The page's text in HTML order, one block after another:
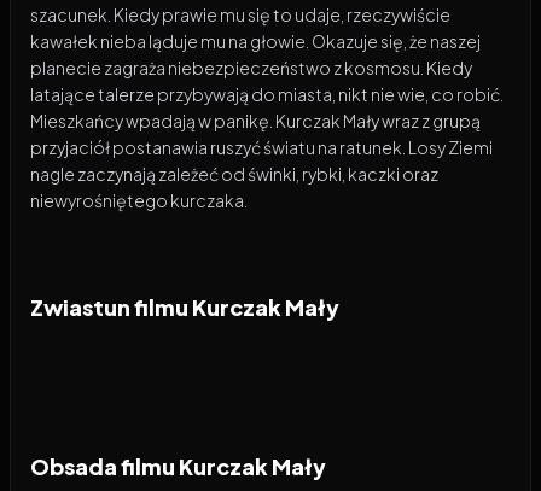
szacunek. Kiedy prawie mu się to udaje, rzeczywiście
kawałek nieba ląduje mu na głowie. Okazuje się, że naszej
planecie zagraża niebezpieczeństwo z kosmosu. Kiedy
latające talerze przybywają do miasta, nikt nie wie, co robić.
Mieszkańcy wpadają w panikę. Kurczak Mały wraz z grupą
przyjaciół postanawia ruszyć światu na ratunek. Losy Ziemi
nagle zaczynają zależeć od świnki, rybki, kaczki oraz
niewyrośniętego kurczaka.
Zwiastun filmu Kurczak Mały
Obsada filmu Kurczak Mały